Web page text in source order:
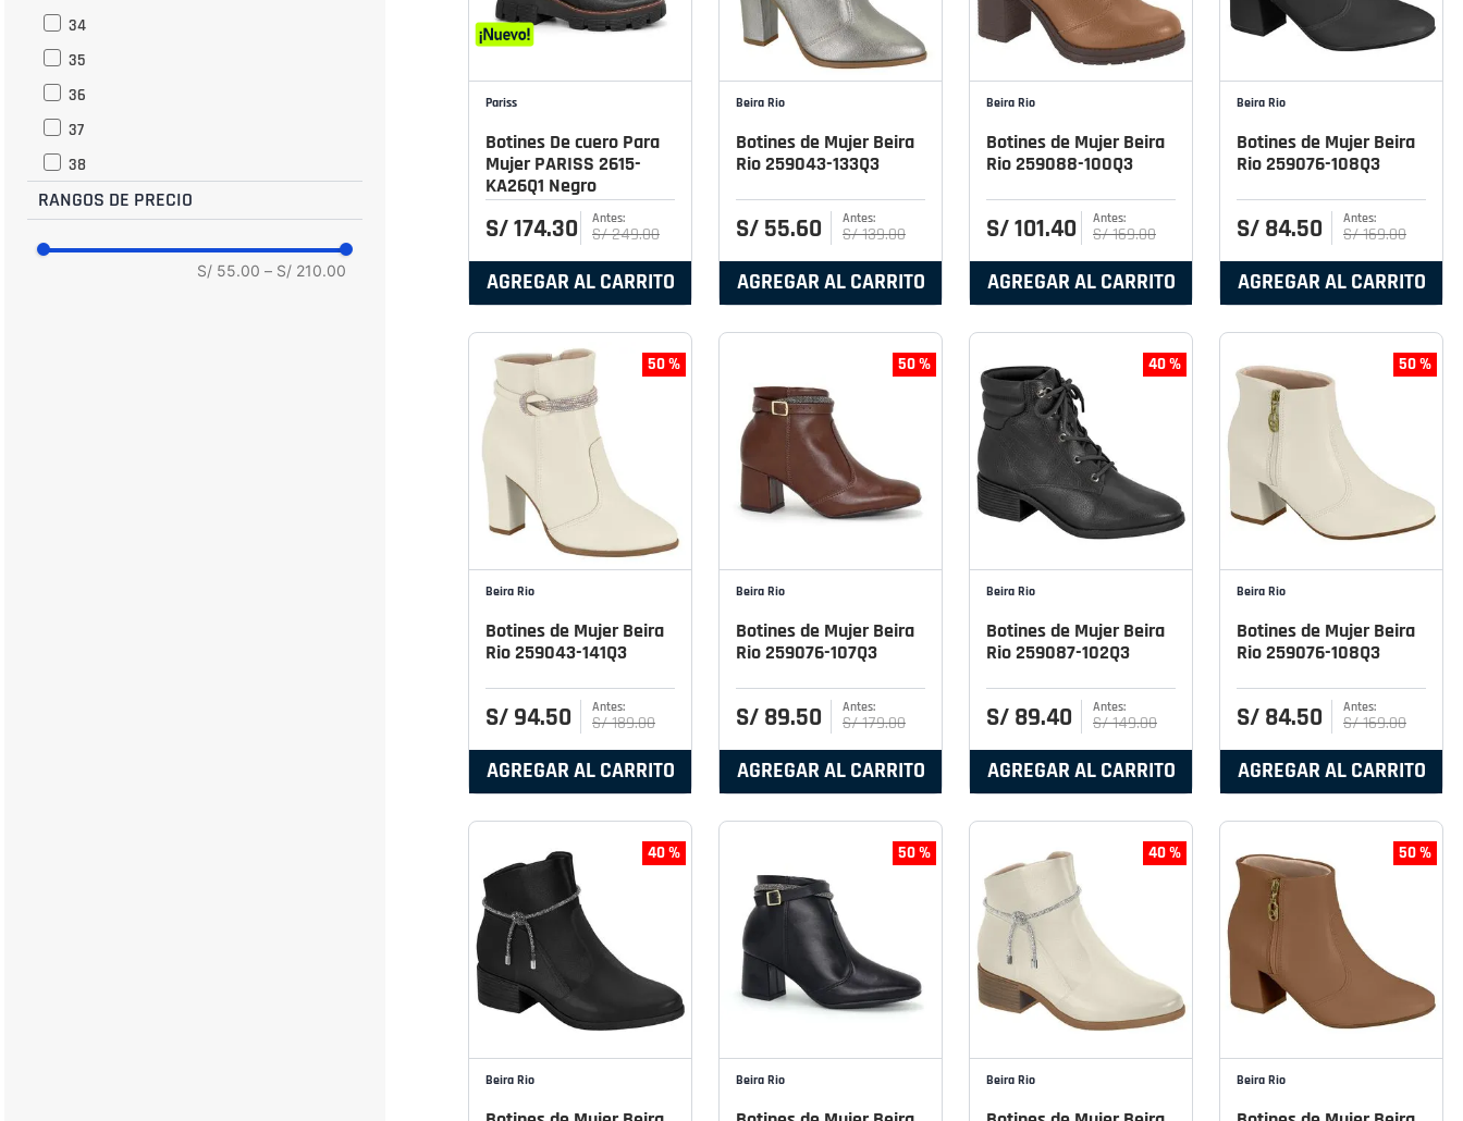
34
35
36
37
38
39
RANGOS DE PRECIO
S/ 55.00 – S/ 210.00
Pariss
Botines De cuero Para
Mujer PARISS 2615-
KA26Q1 Negro
S/174.30 S/249.00
AGREGAR AL CARRITO
Beira Rio
Botines de Mujer Beira
Rio 259043-133Q3
S/ 55.60 S/139.00
AGREGAR AL CARRITO
Beira Rio
Botines de Mujer Beira
Rio 259088-100Q3
S/101.40 S/169.00
AGREGAR AL CARRITO
Beira Rio
Botines de Mujer Beira
Rio 259076-108Q3
S/ 84.50 S/169.00
AGREGAR AL CARRITO
50 %
Beira Rio
Botines de Mujer Beira
Rio 259043-141Q3
S/ 94.50 S/189.00
AGREGAR AL CARRITO
50 %
Beira Rio
Botines de Mujer Beira
Rio 259076-107Q3
S/ 89.50 S/179.00
AGREGAR AL CARRITO
40 %
Beira Rio
Botines de Mujer Beira
Rio 259087-102Q3
S/ 89.40 S/149.00
AGREGAR AL CARRITO
50 %
Beira Rio
Botines de Mujer Beira
Rio 259076-108Q3
S/ 84.50 S/169.00
AGREGAR AL CARRITO
40 %
Beira Rio
50 %
Beira Rio
40 %
Beira Rio
50 %
Beira Rio